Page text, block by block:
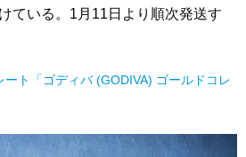
ている。1月11日より順次発送す
ート「ゴディバ (GODIVA) ゴールドコレ